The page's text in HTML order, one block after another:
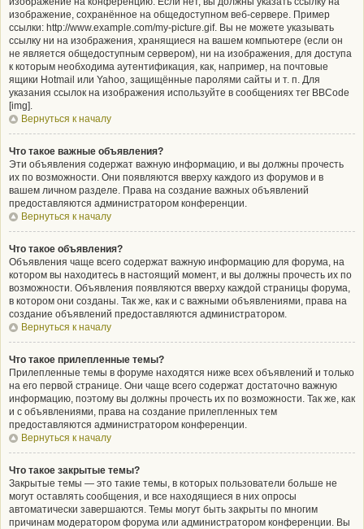
изображение, сохранённое на общедоступном веб-сервере. Пример
ссылки: http://www.example.com/my-picture.gif. Вы не можете указывать
ссылку ни на изображения, хранящиеся на вашем компьютере (если он
не является общедоступным сервером), ни на изображения, для доступа
к которым необходима аутентификация, как, например, на почтовые
ящики Hotmail или Yahoo, защищённые паролями сайты и т. п. Для
указания ссылок на изображения используйте в сообщениях тег BBCode
[img].
Вернуться к началу
Что такое важные объявления?
Эти объявления содержат важную информацию, и вы должны прочесть
их по возможности. Они появляются вверху каждого из форумов и в
вашем личном разделе. Права на создание важных объявлений
предоставляются администратором конференции.
Вернуться к началу
Что такое объявления?
Объявления чаще всего содержат важную информацию для форума, на
котором вы находитесь в настоящий момент, и вы должны прочесть их по
возможности. Объявления появляются вверху каждой страницы форума,
в котором они созданы. Так же, как и с важными объявлениями, права на
создание объявлений предоставляются администратором.
Вернуться к началу
Что такое прилепленные темы?
Прилепленные темы в форуме находятся ниже всех объявлений и только
на его первой странице. Они чаще всего содержат достаточно важную
информацию, поэтому вы должны прочесть их по возможности. Так же, как
и с объявлениями, права на создание прилепленных тем
предоставляются администратором конференции.
Вернуться к началу
Что такое закрытые темы?
Закрытые темы — это такие темы, в которых пользователи больше не
могут оставлять сообщения, и все находящиеся в них опросы
автоматически завершаются. Темы могут быть закрыты по многим
причинам модератором форума или администратором конференции. Вы